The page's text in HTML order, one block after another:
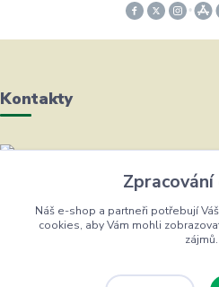
Kontakty
Helena Bayerová
+420 604 711 491
(Po-Čt, 8-16 hod.)
Zpracování
Náš e-shop a partneři potřebují Váš
cookies, aby Vám mohli
zájmů.